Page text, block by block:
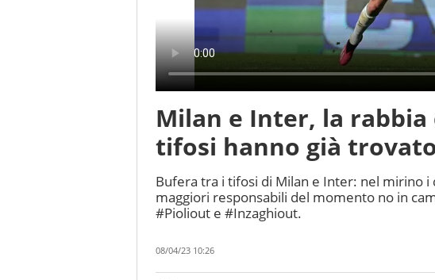
Milan e Inter, la
tifosi hanno già
Bufera tra i tifosi di Milan e Inter: nel mirino i
maggiori responsabili del momento no in
#Pioliout e #Inzaghiout.
08/04/23 10:26